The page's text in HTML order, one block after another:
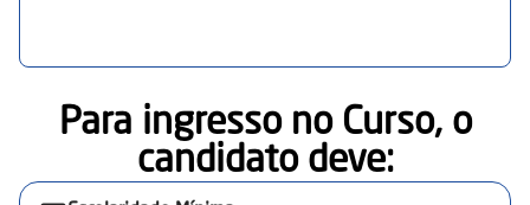
Orçamento: alvenarias, argamassas e mão de obra.
Para ingresso no Curso, o
candidato deve:​